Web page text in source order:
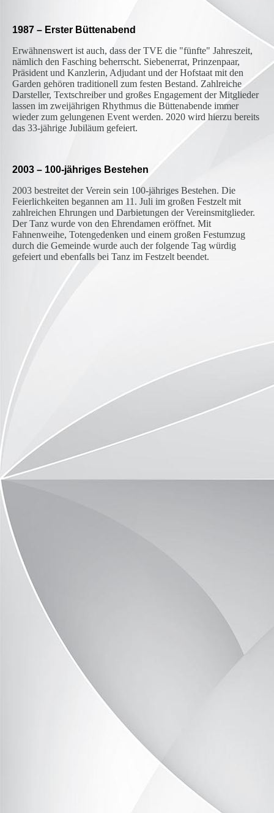
1987 – Erster Büttenabend
Erwähnenswert ist auch, dass der TVE die "fünfte" Jahreszeit,
nämlich den Fasching beherrscht. Siebenerrat, Prinzenpaar,
Präsident und Kanzlerin, Adjudant und der Hofstaat mit den
Garden gehören traditionell zum festen Bestand. Zahlreiche
Darsteller, Textschreiber und großes Engagement der Mitglieder
lassen im zweijährigen Rhythmus die Büttenabende immer
wieder zum gelungenen Event werden. 2020 wird hierzu bereits
das 33-jährige Jubiläum gefeiert.
2003 – 100-jähriges Bestehen
2003 bestreitet der Verein sein 100-jähriges Bestehen. Die
Feierlichkeiten begannen am 11. Juli im großen Festzelt mit
zahlreichen Ehrungen und Darbietungen der Vereinsmitglieder.
Der Tanz wurde von den Ehrendamen eröffnet. Mit
Fahnenweihe, Totengedenken und einem großen Festumzug
durch die Gemeinde wurde auch der folgende Tag würdig
gefeiert und ebenfalls bei Tanz im Festzelt beendet.